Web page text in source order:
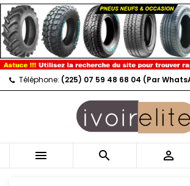
Téléphone: (225) 07 59 48 68 04 (Par
  